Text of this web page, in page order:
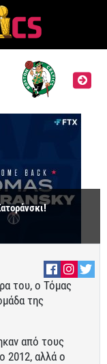
του, ο Τόμας
της
από τους
2012, αλλά ο